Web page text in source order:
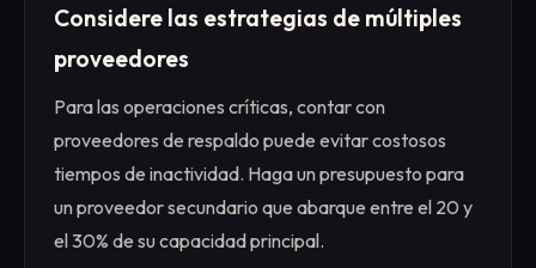
Considere las estrategias de múltiples
proveedores
Para las operaciones críticas, contar con
proveedores de respaldo puede evitar costosos
tiempos de inactividad. Haga un presupuesto para
un proveedor secundario que abarque entre el 20 y
el 30% de su capacidad principal.